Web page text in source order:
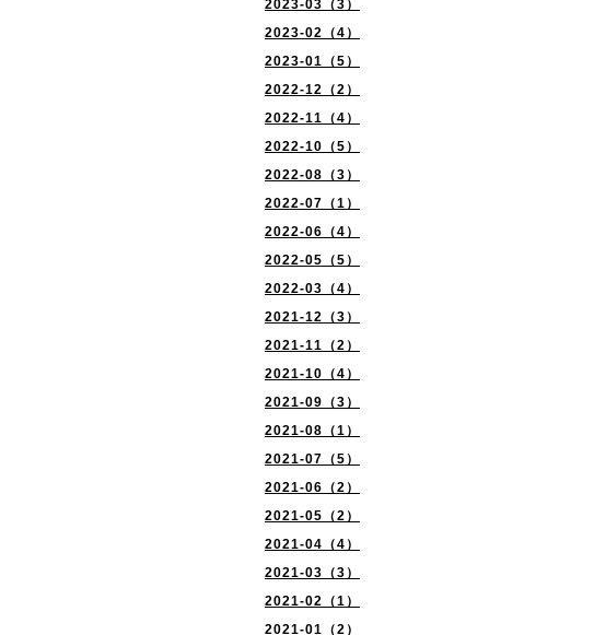
2023-03（3）
2023-02（4）
2023-01（5）
2022-12（2）
2022-11（4）
2022-10（5）
2022-08（3）
2022-07（1）
2022-06（4）
2022-05（5）
2022-03（4）
2021-12（3）
2021-11（2）
2021-10（4）
2021-09（3）
2021-08（1）
2021-07（5）
2021-06（2）
2021-05（2）
2021-04（4）
2021-03（3）
2021-02（1）
2021-01（2）